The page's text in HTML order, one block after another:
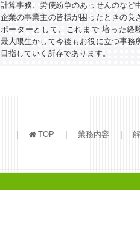
計算事務、労使紛争のあっせんのなど
企業の事業主の皆様が困ったときの良
ポーターとして、これまで 培った経
最大限生かして今後もお役に立つ事務
目指していく所存であります。
h TOP 業務内容